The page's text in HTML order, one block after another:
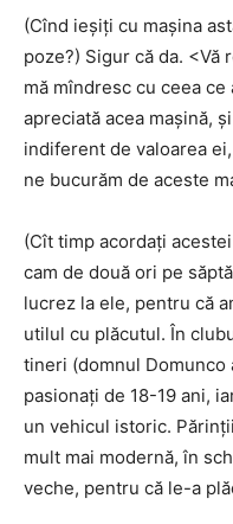
(Cînd ieșiți cu mașina
poze?) Sigur că da. <Vă
mă mîndresc cu ceea
apreciată acea mașină,
indiferent de valoarea
ne bucurăm de aceste
(Cît timp acordați
cam de două ori pe
lucrez la ele, pentru că
utilul cu plăcutul. În
tineri (domnul Domunco
pasionați de 18-19 ani,
un vehicul istoric.
mult mai modernă, în
veche, pentru că le-a